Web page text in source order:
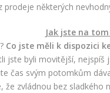
prodeje některých
Jak jste na
Co jste měli k dispozici
jste byli movitější,
čas svým potomkům
zvládnou bez sladkého